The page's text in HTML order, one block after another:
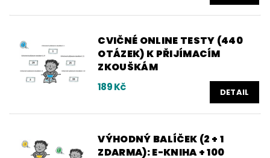
CVIČNÉ ONLINE TESTY (440
OTÁZEK) K PŘIJÍMACÍM
ZKOUŠKÁM
189 Kč DETAIL
VÝHODNÝ BALÍČEK (2 + 1
ZDARMA): E-KNIHA + 100